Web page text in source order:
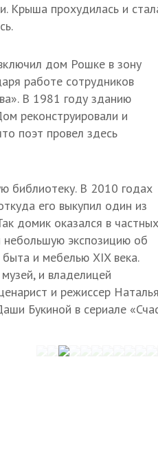
Крыша прохудилась и
дом Рошке в зону
работе сотрудников
В 1981 году зданию
реконструировали и
поэт провел здесь
библиотеку. В 2010 годах
его выкупил один из
домик оказался в частных
небольшую экспозицию об
и мебелью XIX века.
и владелицей
и режиссер Наталья
Букиной в сериале